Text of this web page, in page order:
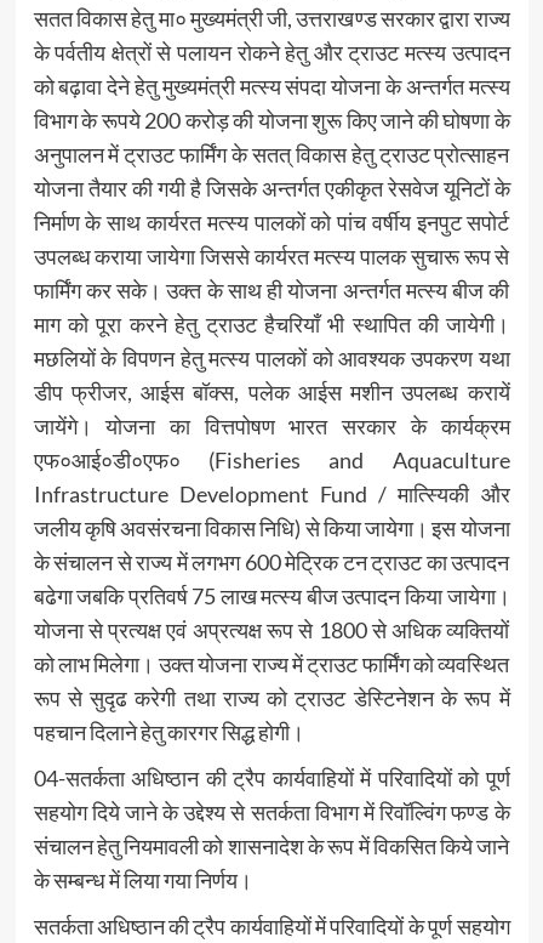
सतत विकास हेतु मा० मुख्यमंत्री जी, उत्तराखण्ड सरकार द्वारा राज्य
के पर्वतीय क्षेत्रों से पलायन रोकने हेतु और ट्राउट मत्स्य उत्पादन
को बढ़ावा देने हेतु मुख्यमंत्री मत्स्य संपदा योजना के अन्तर्गत मत्स्य
विभाग के रूपये 200 करोड़ की योजना शुरू किए जाने की घोषणा के
अनुपालन में ट्राउट फार्मिंग के सतत् विकास हेतु ट्राउट प्रोत्साहन
योजना तैयार की गयी है जिसके अन्तर्गत एकीकृत रेसवेज यूनिटों के
निर्माण के साथ कार्यरत मत्स्य पालकों को पांच वर्षीय इनपुट सपोर्ट
उपलब्ध कराया जायेगा जिससे कार्यरत मत्स्य पालक सुचारू रूप से
फार्मिंग कर सके। उक्त के साथ ही योजना अन्तर्गत मत्स्य बीज की
माग को पूरा करने हेतु ट्राउट हैचरियाँ भी स्थापित की जायेगी।
मछलियों के विपणन हेतु मत्स्य पालकों को आवश्यक उपकरण यथा
डीप फ्रीजर, आईस बॉक्स, पलेक आईस मशीन उपलब्ध करायें
जायेंगे। योजना का वित्तपोषण भारत सरकार के कार्यक्रम
एफ०आई०डी०एफ० (Fisheries and Aquaculture
Infrastructure Development Fund / मात्स्यिकी और
जलीय कृषि अवसंरचना विकास निधि) से किया जायेगा। इस योजना
के संचालन से राज्य में लगभग 600 मेट्रिक टन ट्राउट का उत्पादन
बढेगा जबकि प्रतिवर्ष 75 लाख मत्स्य बीज उत्पादन किया जायेगा।
योजना से प्रत्यक्ष एवं अप्रत्यक्ष रूप से 1800 से अधिक व्यक्तियों
को लाभ मिलेगा। उक्त योजना राज्य में ट्राउट फार्मिंग को व्यवस्थित
रूप से सुदृढ करेगी तथा राज्य को ट्राउट डेस्टिनेशन के रूप में
पहचान दिलाने हेतु कारगर सिद्ध होगी।
04-सतर्कता अधिष्ठान की ट्रैप कार्यवाहियों में परिवादियों को पूर्ण
सहयोग दिये जाने के उद्देश्य से सतर्कता विभाग में रिवॉल्विंग फण्ड के
संचालन हेतु नियमावली को शासनादेश के रूप में विकसित किये जाने
के सम्बन्ध में लिया गया निर्णय।
सतर्कता अधिष्ठान की ट्रैप कार्यवाहियों में परिवादियों के पूर्ण सहयोग